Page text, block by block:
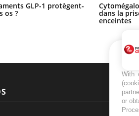
GLP-1 protègent-
os ? dans la
enceintes
With
or